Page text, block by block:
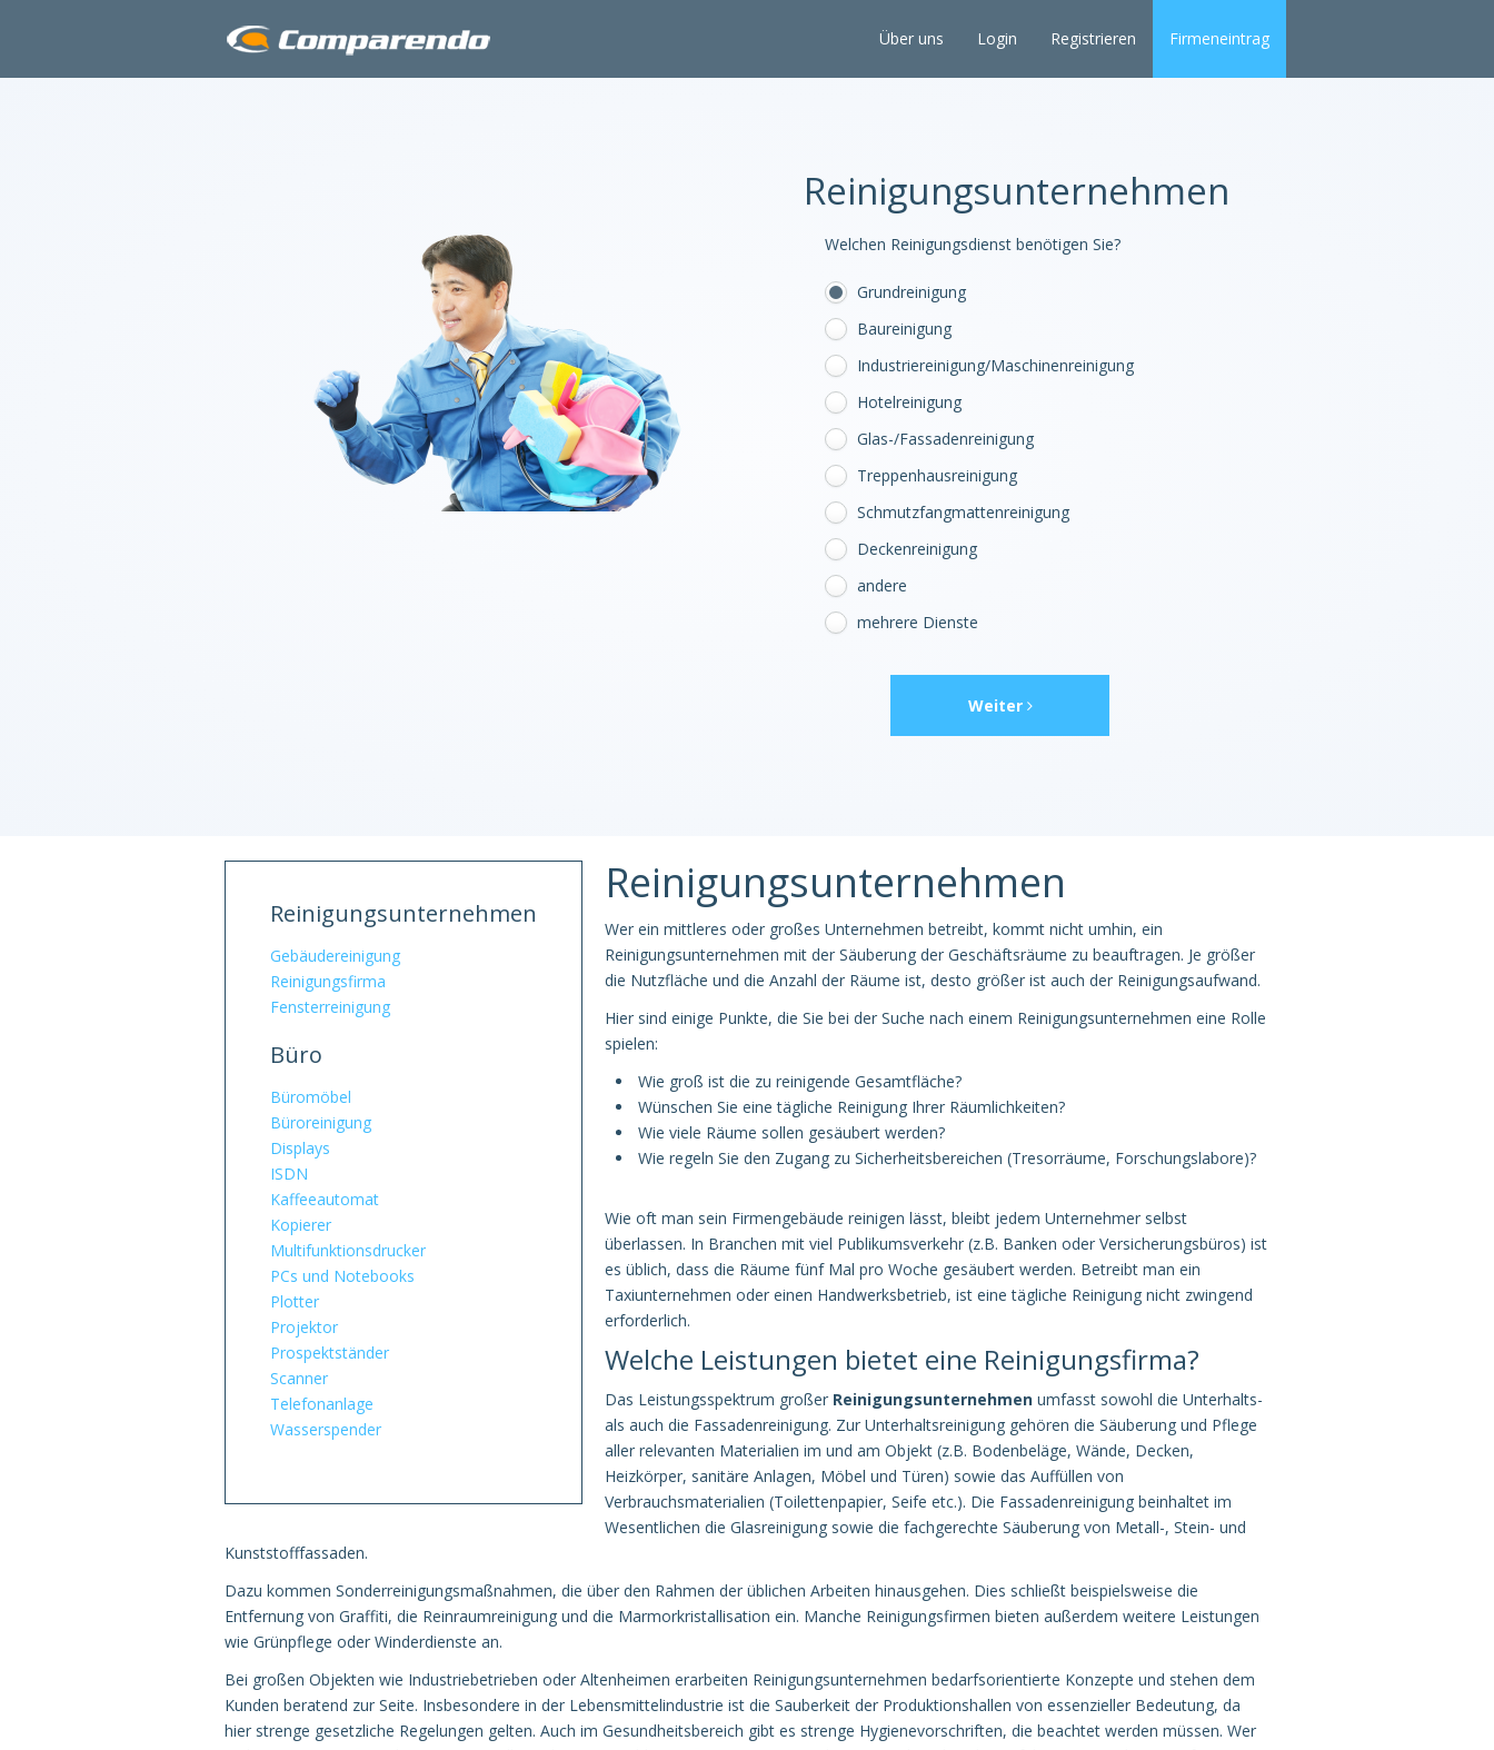
Über uns Login Registrieren Firmeneintrag
Reinigungsunternehmen
Welchen Reinigungsdienst benötigen Sie?
Grundreinigung
Baureinigung
Industriereinigung/Maschinenreinigung
Hotelreinigung
Glas-/Fassadenreinigung
Treppenhausreinigung
Schmutzfangmattenreinigung
Deckenreinigung
andere
mehrere Dienste
Weiter
Reinigungsunternehmen
Gebäudereinigung
Reinigungsfirma
Fensterreinigung
Büro
Büromöbel
Büroreinigung
Displays
ISDN
Kaffeeautomat
Kopierer
Multifunktionsdrucker
PCs und Notebooks
Plotter
Projektor
Prospektständer
Scanner
Telefonanlage
Wasserspender
Reinigungsunternehmen
Wer ein mittleres oder großes Unternehmen betreibt, kommt nicht umhin, ein
Reinigungsunternehmen mit der Säuberung der Geschäftsräume zu beauftragen. Je größer
die Nutzfläche und die Anzahl der Räume ist, desto größer ist auch der Reinigungsaufwand.
Hier sind einige Punkte, die Sie bei der Suche nach einem Reinigungsunternehmen eine Rolle
spielen:
Wie groß ist die zu reinigende Gesamtfläche?
Wünschen Sie eine tägliche Reinigung Ihrer Räumlichkeiten?
Wie viele Räume sollen gesäubert werden?
Wie regeln Sie den Zugang zu Sicherheitsbereichen (Tresorräume, Forschungslabore)?
Wie oft man sein Firmengebäude reinigen lässt, bleibt jedem Unternehmer selbst
überlassen. In Branchen mit viel Publikumsverkehr (z.B. Banken oder Versicherungsbüros) ist
es üblich, dass die Räume fünf Mal pro Woche gesäubert werden. Betreibt man ein
Taxiunternehmen oder einen Handwerksbetrieb, ist eine tägliche Reinigung nicht zwingend
erforderlich.
Welche Leistungen bietet eine Reinigungsfirma?
Das Leistungsspektrum großer Reinigungsunternehmen umfasst sowohl die Unterhalts-
als auch die Fassadenreinigung. Zur Unterhaltsreinigung gehören die Säuberung und Pflege
aller relevanten Materialien im und am Objekt (z.B. Bodenbeläge, Wände, Decken,
Heizkörper, sanitäre Anlagen, Möbel und Türen) sowie das Auffüllen von
Verbrauchsmaterialien (Toilettenpapier, Seife etc.). Die Fassadenreinigung beinhaltet im
Wesentlichen die Glasreinigung sowie die fachgerechte Säuberung von Metall-, Stein- und
Kunststofffassaden.
Dazu kommen Sonderreinigungsmaßnahmen, die über den Rahmen der üblichen Arbeiten hinausgehen. Dies schließt beispielsweise die
Entfernung von Graffiti, die Reinraumreinigung und die Marmorkristallisation ein. Manche Reinigungsfirmen bieten außerdem weitere Leistungen
wie Grünpflege oder Winderdienste an.
Bei großen Objekten wie Industriebetrieben oder Altenheimen erarbeiten Reinigungsunternehmen bedarfsorientierte Konzepte und stehen dem
Kunden beratend zur Seite. Insbesondere in der Lebensmittelindustrie ist die Sauberkeit der Produktionshallen von essenzieller Bedeutung, da
hier strenge gesetzliche Regelungen gelten. Auch im Gesundheitsbereich gibt es strenge Hygienevorschriften, die beachtet werden müssen. Wer